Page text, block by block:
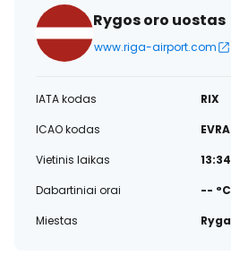
Rygos oro uostas
www.riga-airport.com
IATA kodas
RIX
ICAO kodas
EVRA
Vietinis laikas
13:34
Dabartiniai orai
-- °C
Miestas
Ryga